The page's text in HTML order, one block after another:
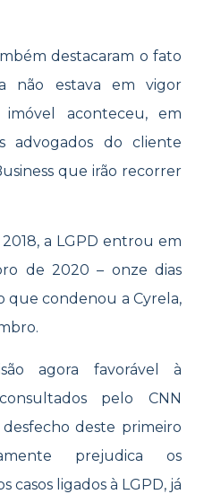
destacaram o fato
não estava em vigor
aconteceu, em
advogados do cliente
que irão recorrer
a LGPD entrou em
de 2020 – onze dias
que condenou a Cyrela,
agora favorável à
pelo CNN
deste primeiro
prejudica os
ligados à LGPD, já